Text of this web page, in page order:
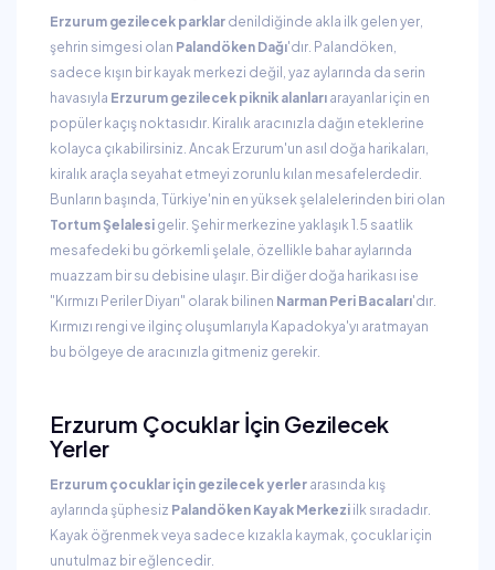
Erzurum gezilecek parklar denildiğinde akla ilk gelen yer,
şehrin simgesi olan Palandöken Dağı'dır. Palandöken,
sadece kışın bir kayak merkezi değil, yaz aylarında da serin
havasıyla Erzurum gezilecek piknik alanları arayanlar için en
popüler kaçış noktasıdır. Kiralık aracınızla dağın eteklerine
kolayca çıkabilirsiniz. Ancak Erzurum'un asıl doğa harikaları,
kiralık araçla seyahat etmeyi zorunlu kılan mesafelerdedir.
Bunların başında, Türkiye'nin en yüksek şelalelerinden biri olan
Tortum Şelalesi gelir. Şehir merkezine yaklaşık 1.5 saatlik
mesafedeki bu görkemli şelale, özellikle bahar aylarında
muazzam bir su debisine ulaşır. Bir diğer doğa harikası ise
"Kırmızı Periler Diyarı" olarak bilinen Narman Peri Bacaları'dır.
Kırmızı rengi ve ilginç oluşumlarıyla Kapadokya'yı aratmayan
bu bölgeye de aracınızla gitmeniz gerekir.
Erzurum Çocuklar İçin Gezilecek
Yerler
Erzurum çocuklar için gezilecek yerler arasında kış
aylarında şüphesiz Palandöken Kayak Merkezi ilk sıradadır.
Kayak öğrenmek veya sadece kızakla kaymak, çocuklar için
unutulmaz bir eğlencedir.